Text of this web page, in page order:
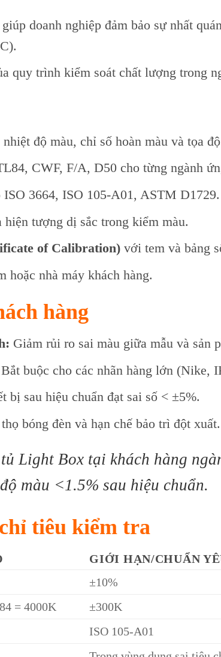
doanh nghiệp đảm bảo sự nhất
quy trình kiểm soát chất lượng trong
độ màu, chỉ số hoàn màu và tọa
CWF, F/A, D50 cho từng ngành
3664, ISO 105-A01, ASTM D1729.
tượng dị sắc trong kiểm màu.
of Calibration)với tem và bảng
hoặc nhà máy khách hàng.
hàng
Giảm rủi ro sai màu giữa mẫu và sản
Bắt buộc cho các nhãn hàng lớn (Nike,
bị sau hiệu chuẩn đạt sai số < ±5%.
bóng đèn và hạn chế bảo trì đột xuất.
Light Box tại khách hàng
màu <1.5% sau hiệu chuẩn.
tiêu kiểm tra
GIỚI HẠN/CHUẨN
±10%
= 4000K ±300K
ISO 105-A01